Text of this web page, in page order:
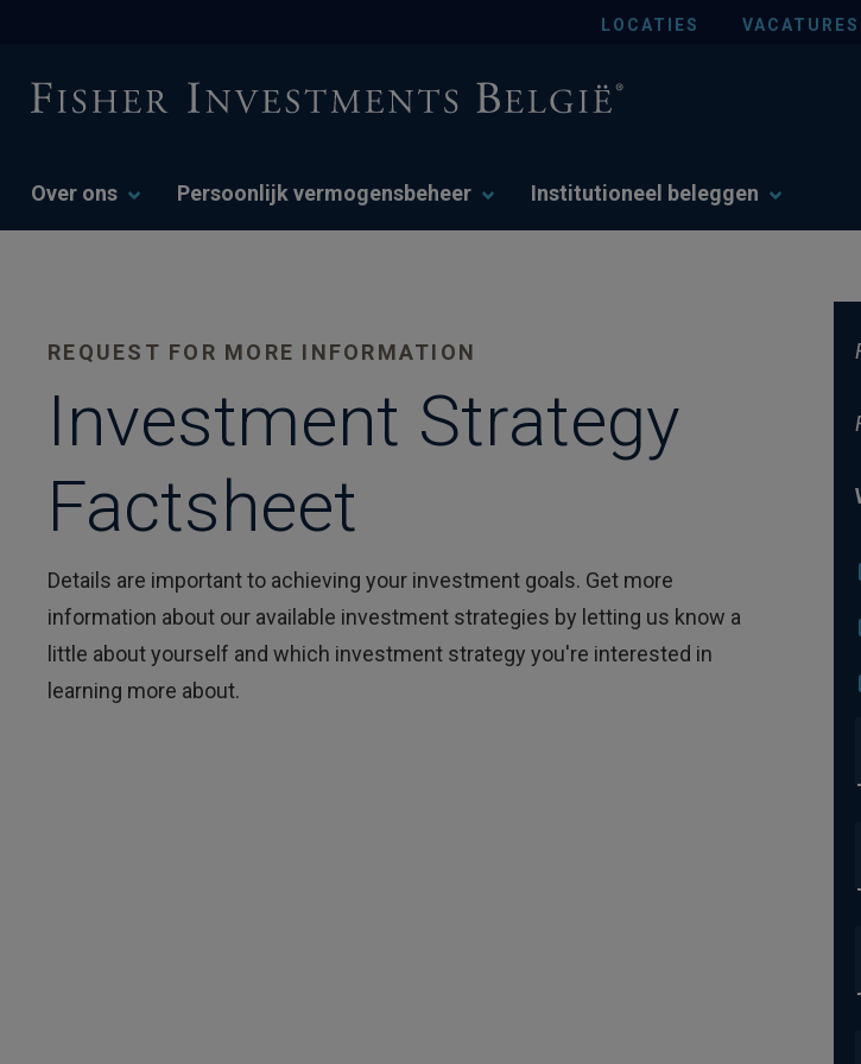
LOCATIES VACATURES
Over ons Persoonlijk vermogensbeheer Institutioneel beleggen
REQUEST FOR MORE INFORMATION
Investment Strategy
Factsheet
Details are important to achieving your investment goals. Get more
information about our available investment strategies by letting us know a
little about yourself and which investment strategy you're interested in
learning more about.